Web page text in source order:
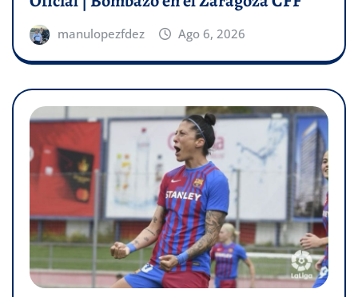
manulopezfdez Ago 6, 2026